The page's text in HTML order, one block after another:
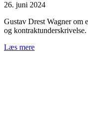
26. juni 2024
Gustav Drest Wagner om
og kontraktunderskrivelse.
Læs mere